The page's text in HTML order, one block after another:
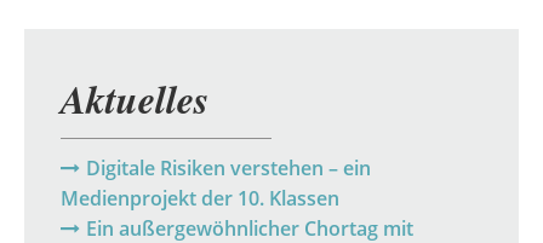
Aktuelles
Digitale Risiken verstehen – ein
Medienprojekt der 10. Klassen
Ein außergewöhnlicher Chortag mit